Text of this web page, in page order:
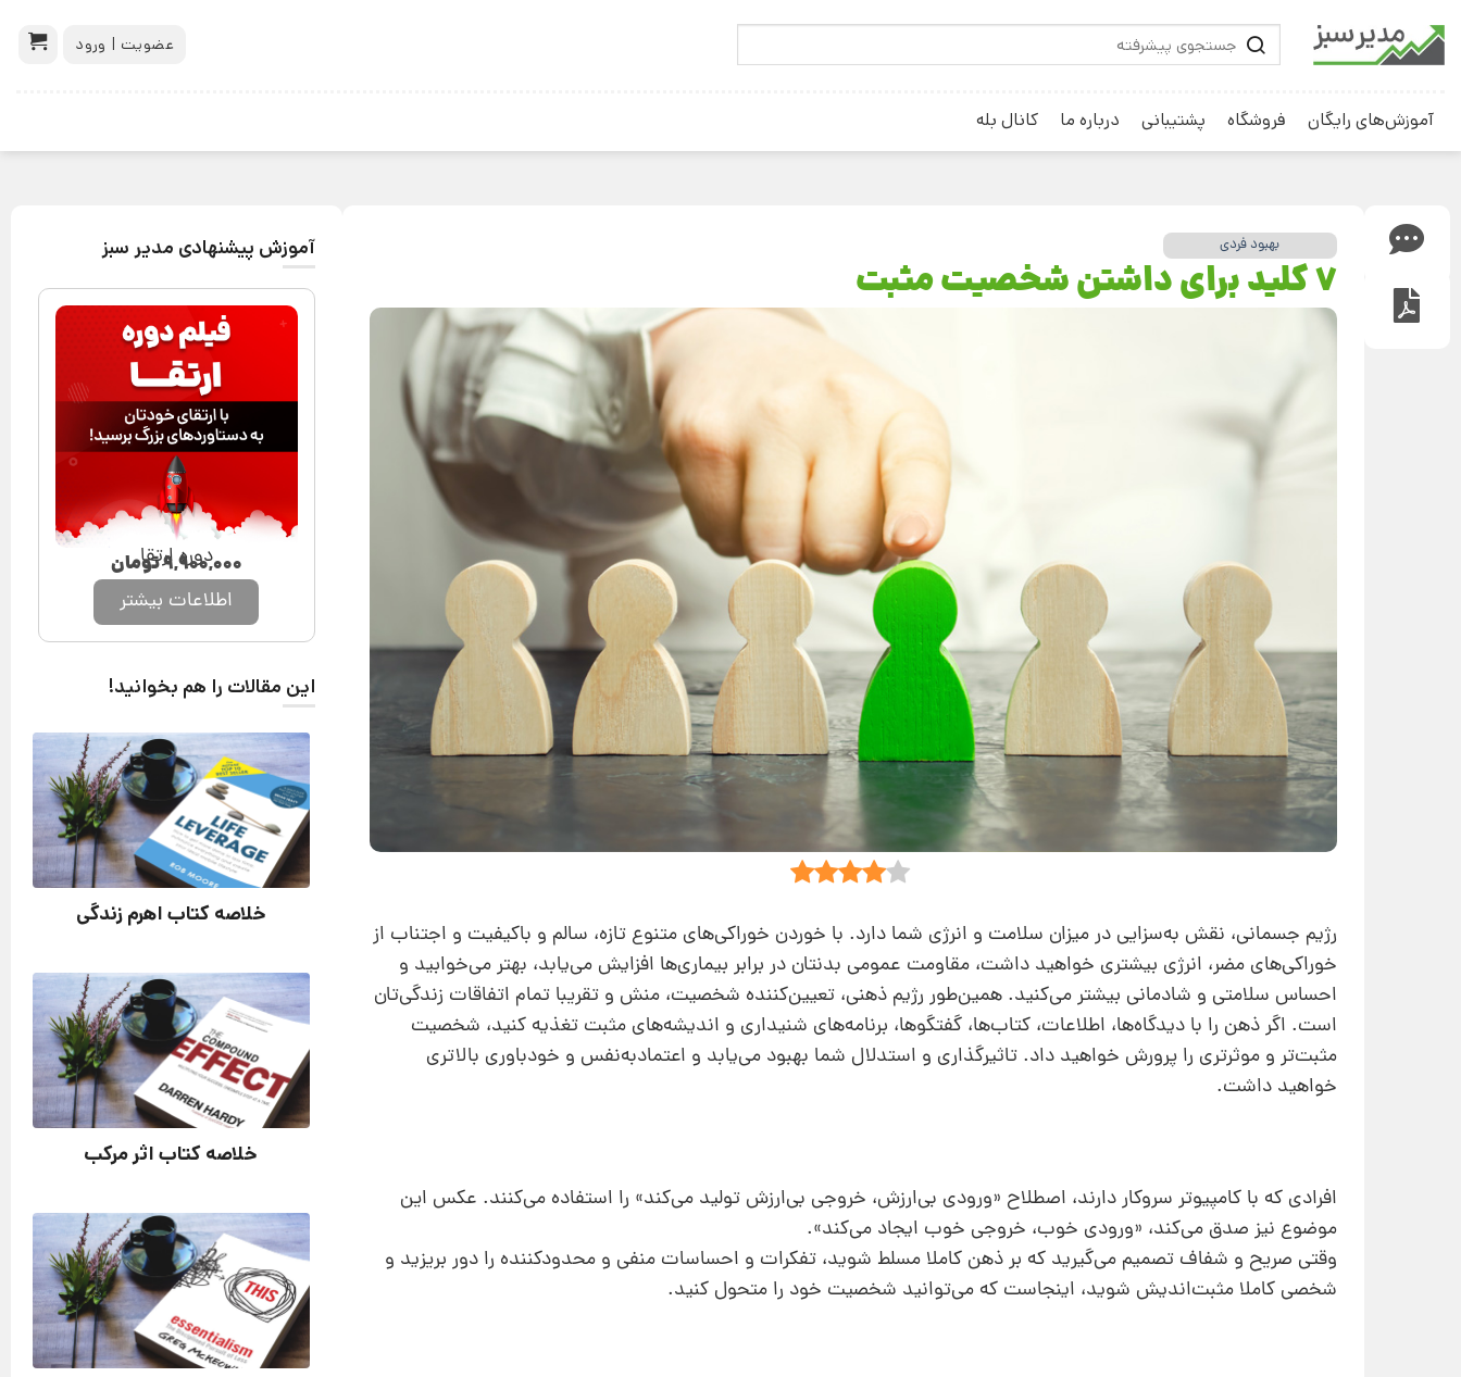
عضویت | ورود
آموزش‌های رایگان فروشگاه پشتیبانی درباره ما کانال بله
بهبود فردی
7 کلید برای داشتن شخصیت مثبت
رژیم جسمانی، نقش به‌سزایی در میزان سلامت و انرژی شما دارد. با خوردن خوراکی‌های متنوع تازه، سالم و باکیفیت و اجتناب از
خوراکی‌های مضر، انرژی بیشتری خواهید داشت، مقاومت عمومی بدنتان در برابر بیماری‌ها افزایش می‌یابد، بهتر می‌خوابید و
احساس سلامتی و شادمانی بیشتر می‌کنید. همین‌طور رژیم ذهنی، تعیین‌کننده شخصیت، منش و تقریبا تمام اتفاقات زندگی‌تان
است. اگر ذهن را با دیدگاه‌ها، اطلاعات، کتاب‌ها، گفتگوها، برنامه‌های شنیداری و اندیشه‌های مثبت تغذیه کنید، شخصیت
مثبت‌تر و موثرتری را پرورش خواهید داد. تاثیر‌گذار‌ی و استدلال شما بهبود می‌یابد و اعتمادبه‌نفس و خودباوری بالاتری
خواهید داشت.
افرادی که با کامپیوتر سروکار دارند، اصطلاح «ورودی بی‌ارزش، خروجی بی‌ارزش تولید می‌کند» را استفاده می‌کنند. عکس این
موضوع نیز صدق می‌کند، «ورودی خوب، خروجی خوب ایجاد می‌کند».
وقتی صریح و شفاف تصمیم می‌گیرید که بر ذهن‌ کاملا مسلط شوید، تفکرات و احساسات منفی و محدودکننده را دور بریزید و
شخصی کاملا مثبت‌اندیش شوید، اینجاست که می‌توانید شخصیت‌ خود را متحول کنید.
آموزش پیشنهادی مدیر سبز
دوره ارتقا
۹,۹۰۰,۰۰۰تومان
اطلاعات بیشتر
این مقالات را هم بخوانید!
خلاصه کتاب اهرم زندگی
خلاصه کتاب اثر مرکب